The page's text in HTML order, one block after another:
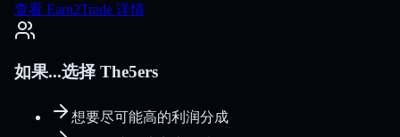
查看 Earn2Trade 详情
如果...选择 The5ers
想要尽可能高的利润分成